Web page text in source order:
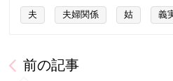
夫 夫婦関係 姑 義
前の記事